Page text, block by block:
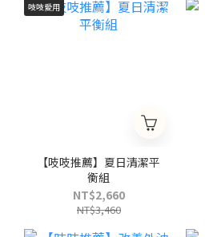
吱吱愛用
【吱吱推薦】夏日清潔平
衡組
NT$2,660
NT$3,460